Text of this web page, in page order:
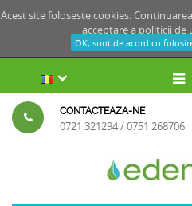
Acest site foloseste cookies.
acceptare a politicii de
OK, sunt de acord cu
CONTACTEAZA-NE
0721 321294 / 0751 268706